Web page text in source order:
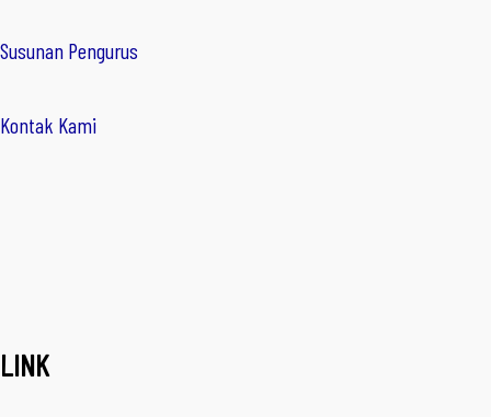
Susunan Pengurus
Kontak Kami
LINK